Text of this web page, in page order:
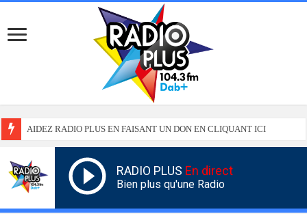
AIDEZ RADIO PLUS EN FAISANT UN DON EN CLIQUANT ICI
RADIO PLUS En direct
Bien plus qu'une Radio